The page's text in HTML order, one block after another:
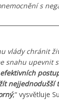
s
vlády chránit
snahu upevnit
nejjednodušší
,“ vysvětluje